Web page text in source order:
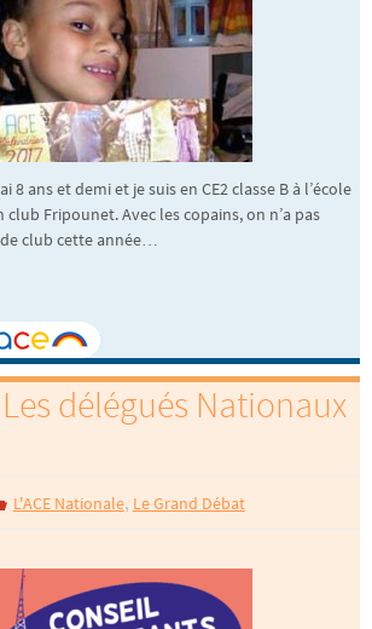
8 ans et demi et je suis en CE2 classe B à l’école
club Fripounet. Avec les copains, on n’a pas
club cette année…
Les délégués Nationaux
L'ACE Nationale, Le Grand Débat